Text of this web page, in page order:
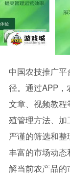
中国农技推广
径。通过APP
文章、视频教
殖管理方法、
严谨的筛选和
丰富的市场动
解当前农产品